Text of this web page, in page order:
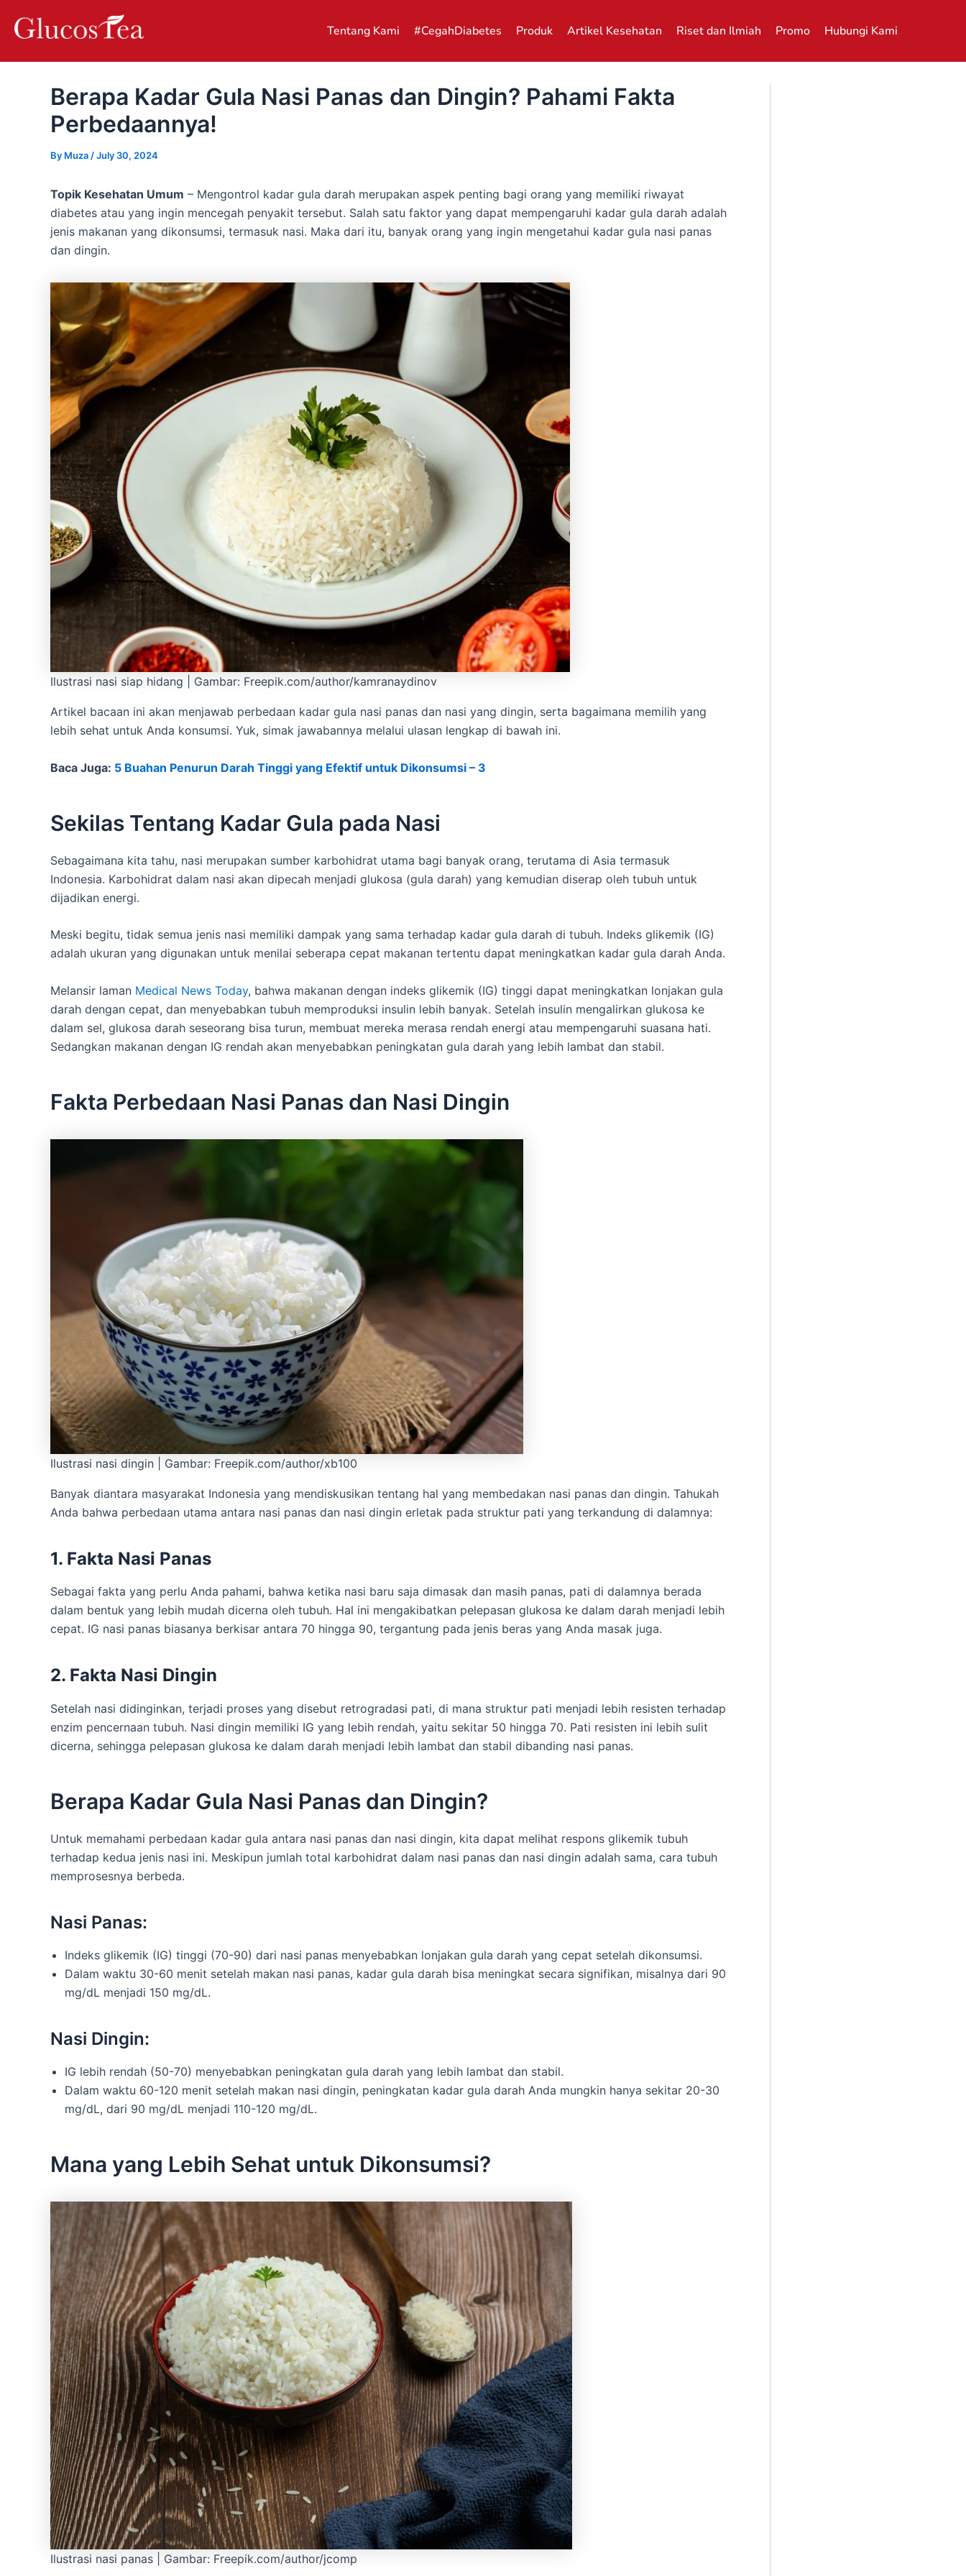
Tentang Kami #CegahDiabetes Produk Artikel Kesehatan Riset dan Ilmiah Promo Hubungi Kami
Berapa Kadar Gula Nasi Panas dan Dingin? Pahami Fakta
Perbedaannya!
By Muza /July 30, 2024
Topik Kesehatan Umum – Mengontrol kadar gula darah merupakan aspek penting bagi orang yang memiliki riwayat
diabetes atau yang ingin mencegah penyakit tersebut. Salah satu faktor yang dapat mempengaruhi kadar gula darah adalah
jenis makanan yang dikonsumsi, termasuk nasi. Maka dari itu, banyak orang yang ingin mengetahui kadar gula nasi panas
dan dingin.
Ilustrasi nasi siap hidang | Gambar: Freepik.com/author/kamranaydinov
Artikel bacaan ini akan menjawab perbedaan kadar gula nasi panas dan nasi yang dingin, serta bagaimana memilih yang
lebih sehat untuk Anda konsumsi. Yuk, simak jawabannya melalui ulasan lengkap di bawah ini.
Baca Juga: 5 Buahan Penurun Darah Tinggi yang Efektif untuk Dikonsumsi – 3
Sekilas Tentang Kadar Gula pada Nasi
Sebagaimana kita tahu, nasi merupakan sumber karbohidrat utama bagi banyak orang, terutama di Asia termasuk
Indonesia. Karbohidrat dalam nasi akan dipecah menjadi glukosa (gula darah) yang kemudian diserap oleh tubuh untuk
dijadikan energi.
Meski begitu, tidak semua jenis nasi memiliki dampak yang sama terhadap kadar gula darah di tubuh. Indeks glikemik (IG)
adalah ukuran yang digunakan untuk menilai seberapa cepat makanan tertentu dapat meningkatkan kadar gula darah Anda.
Melansir laman Medical News Today, bahwa makanan dengan indeks glikemik (IG) tinggi dapat meningkatkan lonjakan gula
darah dengan cepat, dan menyebabkan tubuh memproduksi insulin lebih banyak. Setelah insulin mengalirkan glukosa ke
dalam sel, glukosa darah seseorang bisa turun, membuat mereka merasa rendah energi atau mempengaruhi suasana hati.
Sedangkan makanan dengan IG rendah akan menyebabkan peningkatan gula darah yang lebih lambat dan stabil.
Fakta Perbedaan Nasi Panas dan Nasi Dingin
Ilustrasi nasi dingin | Gambar: Freepik.com/author/xb100
Banyak diantara masyarakat Indonesia yang mendiskusikan tentang hal yang membedakan nasi panas dan dingin. Tahukah
Anda bahwa perbedaan utama antara nasi panas dan nasi dingin erletak pada struktur pati yang terkandung di dalamnya:
1. Fakta Nasi Panas
Sebagai fakta yang perlu Anda pahami, bahwa ketika nasi baru saja dimasak dan masih panas, pati di dalamnya berada
dalam bentuk yang lebih mudah dicerna oleh tubuh. Hal ini mengakibatkan pelepasan glukosa ke dalam darah menjadi lebih
cepat. IG nasi panas biasanya berkisar antara 70 hingga 90, tergantung pada jenis beras yang Anda masak juga.
2. Fakta Nasi Dingin
Setelah nasi didinginkan, terjadi proses yang disebut retrogradasi pati, di mana struktur pati menjadi lebih resisten terhadap
enzim pencernaan tubuh. Nasi dingin memiliki IG yang lebih rendah, yaitu sekitar 50 hingga 70. Pati resisten ini lebih sulit
dicerna, sehingga pelepasan glukosa ke dalam darah menjadi lebih lambat dan stabil dibanding nasi panas.
Berapa Kadar Gula Nasi Panas dan Dingin?
Untuk memahami perbedaan kadar gula antara nasi panas dan nasi dingin, kita dapat melihat respons glikemik tubuh
terhadap kedua jenis nasi ini. Meskipun jumlah total karbohidrat dalam nasi panas dan nasi dingin adalah sama, cara tubuh
memprosesnya berbeda.
Nasi Panas:
Indeks glikemik (IG) tinggi (70-90) dari nasi panas menyebabkan lonjakan gula darah yang cepat setelah dikonsumsi.
Dalam waktu 30-60 menit setelah makan nasi panas, kadar gula darah bisa meningkat secara signifikan, misalnya dari 90
mg/dL menjadi 150 mg/dL.
Nasi Dingin:
IG lebih rendah (50-70) menyebabkan peningkatan gula darah yang lebih lambat dan stabil.
Dalam waktu 60-120 menit setelah makan nasi dingin, peningkatan kadar gula darah Anda mungkin hanya sekitar 20-30
mg/dL, dari 90 mg/dL menjadi 110-120 mg/dL.
Mana yang Lebih Sehat untuk Dikonsumsi?
Ilustrasi nasi panas | Gambar: Freepik.com/author/jcomp
navigation